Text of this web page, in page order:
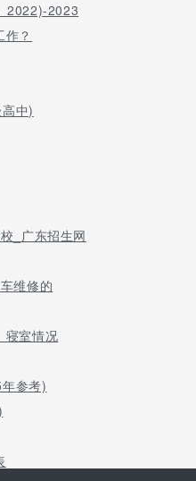
2022)-2023
？
中)
_广东招生网
维修的
寝室情况
参考)